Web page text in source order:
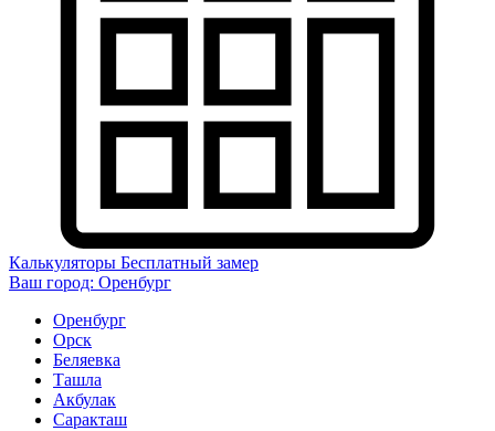
Калькуляторы Бесплатный замер
Ваш город: Оренбург
Оренбург
Орск
Беляевка
Ташла
Акбулак
Саракташ